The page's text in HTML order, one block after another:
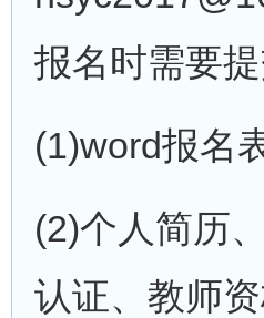
报名时需要
(1)word报名
(2)个人简历
认证、教师